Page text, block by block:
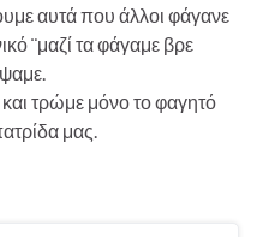
αυτά που άλλοι φάγανε
¨μαζί τα φάγαμε βρε
τρώμε μόνο το φαγητό
μας.